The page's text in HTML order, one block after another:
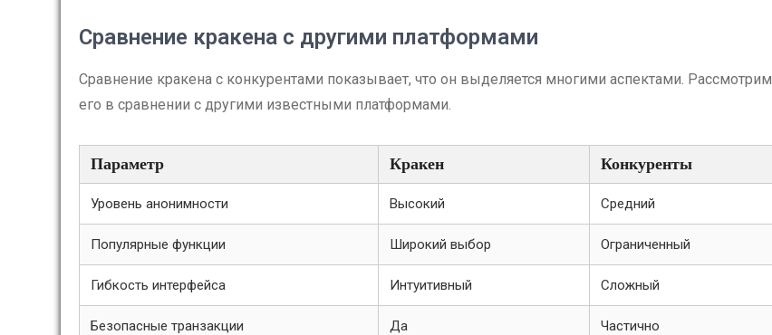
Сравнение кракена с другими платформами
Сравнение кракена с конкурентами показывает, что он выделяется многими аспектами. Рассмотрим
его в сравнении с другими известными платформами.
Параметр Кракен Конкуренты
Уровень анонимности Высокий Средний
Популярные функции Широкий выбор Ограниченный
Гибкость интерфейса Интуитивный Сложный
Безопасные транзакции Да Частично